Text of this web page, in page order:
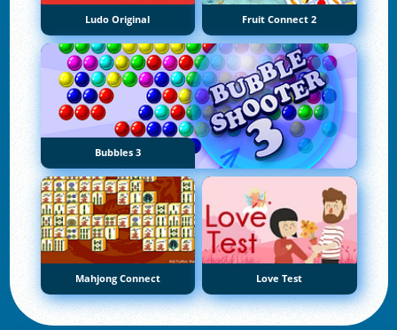
Ludo Original Fruit Connect 2
Bubbles 3
Mahjong Connect Love Test